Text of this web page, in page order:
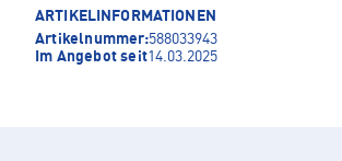
ARTIKELINFORMATIONEN
Artikelnummer:588033943
Im Angebot seit14.03.2025